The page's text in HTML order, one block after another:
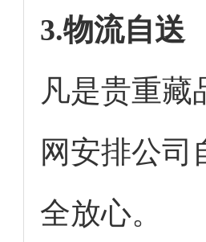
3.物流自送
凡是贵重藏
网安排公司
全放心。